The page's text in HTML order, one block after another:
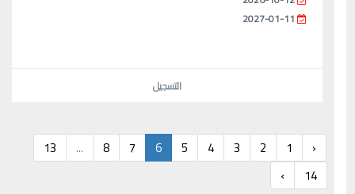
2027-01-11
التسجيل
‹
1
2
3
4
5
6
7
8
...
13
14
›